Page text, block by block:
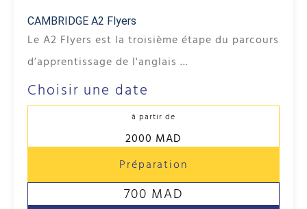
CAMBRIDGE A2 Flyers
Le A2 Flyers est la troisième étape du parcours
d’apprentissage de l'anglais ...
Choisir une date
à partir de
2000 MAD
Préparation
700 MAD